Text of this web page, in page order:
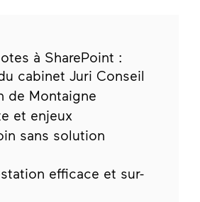
à SharePoint :
cabinet Juri Conseil
de Montaigne
et enjeux
sans solution
efficace et sur-